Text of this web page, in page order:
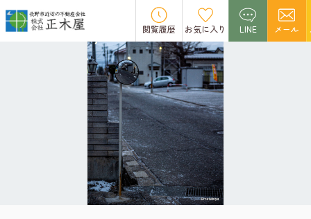
閲覧履歴 お気に入り LINE メール